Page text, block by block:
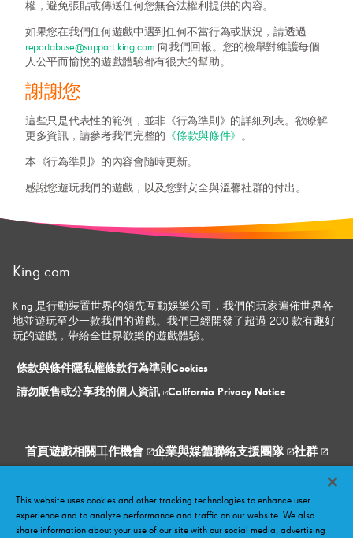
權，避免張貼或傳送任何您無合法權利提供的內容。
如果您在我們任何遊戲中遇到任何不當行為或狀況，請透過
reportabuse@support.king.com 向我們回報。您的檢舉對維護每個
人公平而愉悅的遊戲體驗都有很大的幫助。
謝謝您
這些只是代表性的範例，並非《行為準則》的詳細列表。欲瞭解
更多資訊，請參考我們完整的 《條款與條件》 。
本《行為準則》的內容會隨時更新。
感謝您遊玩我們的遊戲，以及您對安全與溫馨社群的付出。
King.com
King 是行動裝置世界的領先互動娛樂公司，我們的玩家遍佈世界各
地並遊玩至少一款我們的遊戲。我們已經開發了超過 200 款有趣好
玩的遊戲，帶給全世界歡樂的遊戲體驗。
條款與條件隱私權條款行為準則 Cookies
請勿販售或分享​我的個人資訊 California Privacy Notice
首頁遊戲相關工作機會 企業與媒體聯絡支援團隊 社群
Facebook Twitter Youtube LinkedIn Instagram
This website uses cookies and other tracking technologies to enhance user
experience and to analyze performance and traffic on our website. We also
share information about your use of our site with our social media, advertising